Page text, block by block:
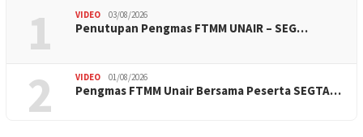
1 VIDEO 03/08/2026
Penutupan Pengmas FTMM UNAIR – SEG…
2 VIDEO 01/08/2026
Pengmas FTMM Unair Bersama Peserta SEGTA…